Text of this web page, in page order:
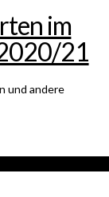
im
21
und andere